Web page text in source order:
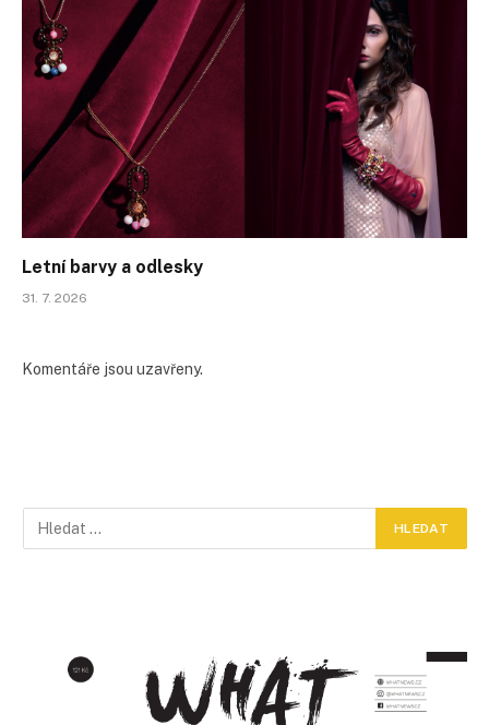
Letní barvy a odlesky
31. 7. 2026
Komentáře jsou uzavřeny.